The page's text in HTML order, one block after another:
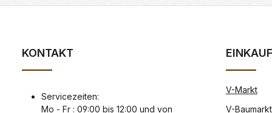
KONTAKT
Servicezeiten:
Mo - Fr : 09:00 bis 12:00 und von
V-Markt
V-Baumarkt